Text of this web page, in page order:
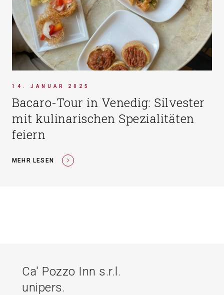
14. JANUAR 2025
Bacaro-Tour in Venedig: Silvester
mit kulinarischen Spezialitäten
feiern
MEHR LESEN
Ca' Pozzo Inn s.r.l.
unipers.